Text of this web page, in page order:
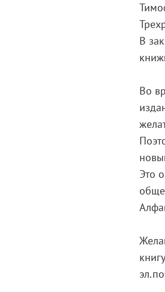
В
Во
Это